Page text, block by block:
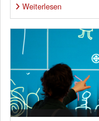
Weiterlesen